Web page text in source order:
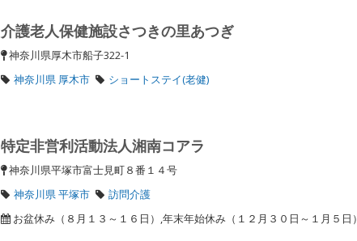
介護老人保健施設さつきの里あつぎ
神奈川県厚木市船子322-1
神奈川県 厚木市
ショートステイ(老健)
特定非営利活動法人湘南コアラ
神奈川県平塚市富士見町８番１４号
神奈川県 平塚市
訪問介護
お盆休み（８月１３～１６日）,年末年始休み（１２月３０日～１月５日）